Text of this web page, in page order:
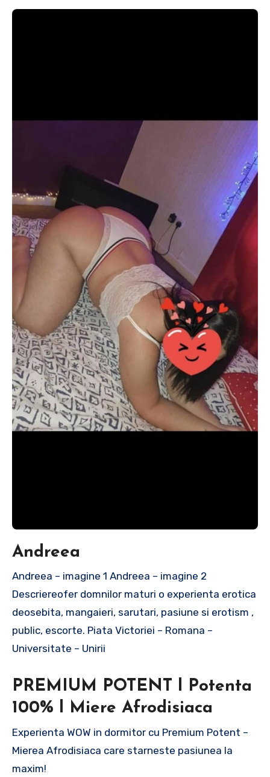
Andreea
Andreea – imagine 1 Andreea – imagine 2
Descriereofer domnilor maturi o experienta erotica
deosebita, mangaieri, sarutari, pasiune si erotism ,
public, escorte. Piata Victoriei – Romana –
Universitate – Unirii
PREMIUM POTENT l Potenta
100% l Miere Afrodisiaca
Experienta WOW in dormitor cu Premium Potent –
Mierea Afrodisiaca care starneste pasiunea la
maxim!